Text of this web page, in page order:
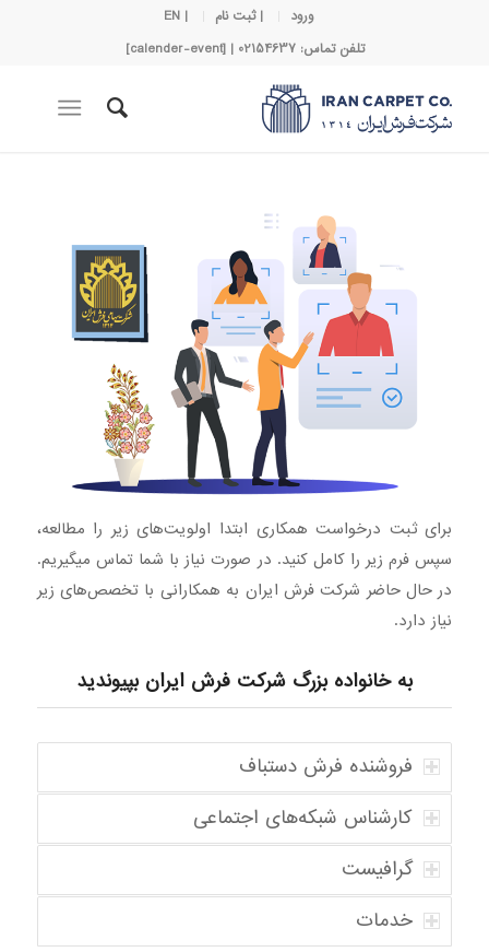
ورود | ثبت نام
| EN
تلفن تماس: 02154637 | [calender-event]
برای ثبت درخواست همکاری ابتدا اولویت‌های زیر را مطالعه،
سپس فرم زیر را کامل کنید. در صورت نیاز با شما تماس میگیریم.
در حال حاضر شرکت فرش ایران به همکارانی با تخصص‌های زیر
نیاز دارد.
به خانواده بزرگ شرکت فرش ایران بپیوندید
فروشنده فرش دستباف
کارشناس شبکه‌های اجتماعی
گرافیست
خدمات